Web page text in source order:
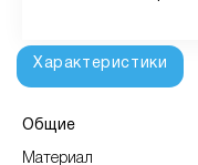
Характеристики
Общие
Материал